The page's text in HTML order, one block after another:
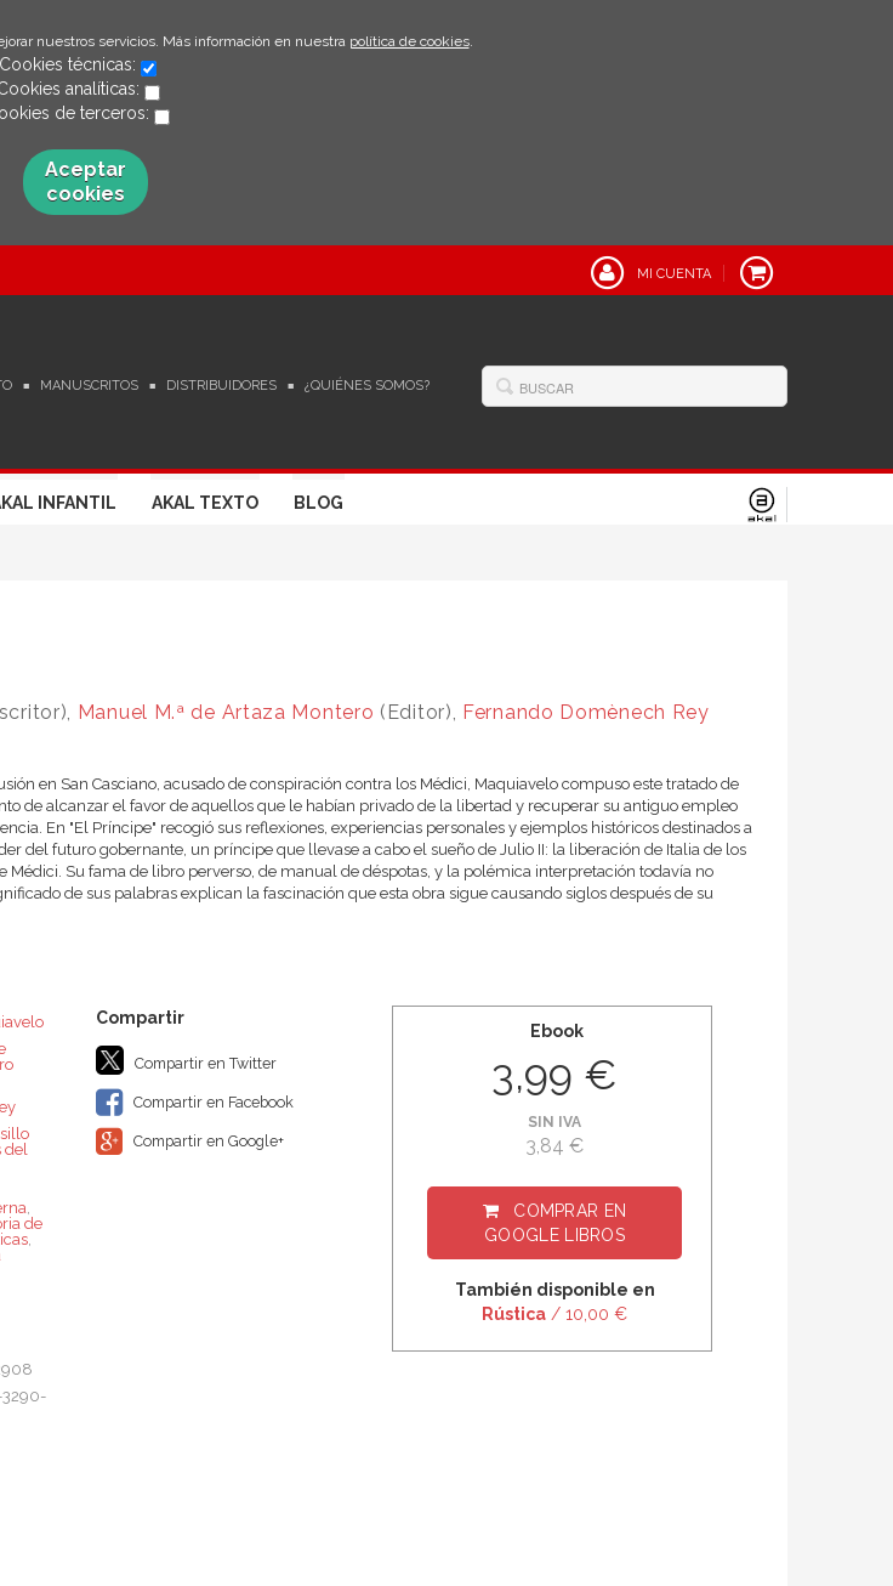
nuestros servicios. Más información en nuestra política de cookies.
Cookies técnicas:
analíticas:
de terceros:
Aceptar
cookies
MI CUENTA
MANUSCRITOS DISTRIBUIDORES ¿QUIÉNES SOMOS?
INFANTIL AKAL TEXTO BLOG
Manuel M.ª de Artaza Montero (Editor), Fernando Domènech Rey
en San Casciano, acusado de conspiración contra los Médici, Maquiavelo compuso este tratado de
de alcanzar el favor de aquellos que le habían privado de la libertad y recuperar su antiguo empleo
En "El Príncipe" recogió sus reflexiones, experiencias personales y ejemplos históricos destinados a
del futuro gobernante, un príncipe que llevase a cabo el sueño de Julio II: la liberación de Italia de los
Médici. Su fama de libro perverso, de manual de déspotas, y la polémica interpretación todavía no
de sus palabras explican la fascinación que esta obra sigue causando siglos después de su

del
,
de
,
Compartir en Twitter
Compartir en Facebook
Compartir en Google+
Ebook
3,99 €
SIN IVA
3,84 €
COMPRAR EN
GOOGLE LIBROS
También disponible en
Rústica / 10,00 €